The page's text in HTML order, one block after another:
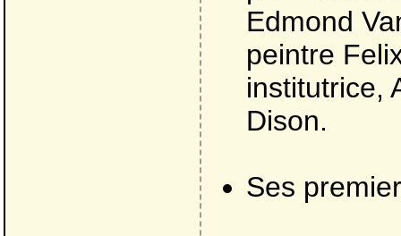
Edmond
peintre
institutrice,
Dison.
Ses